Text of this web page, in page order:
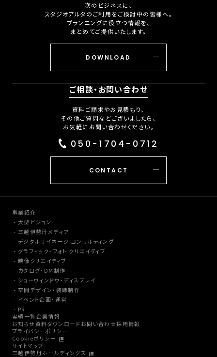
次のビジネスに、
スタジオアルタのご利用をご検討中の皆様へ。
プランニングに役立つ情報を、
まとめてご提供いたします。
DOWNLOAD
ご相談・お問い合わせ
資料ご請求やお見積もり、
その他ご質問などございましたら、
お気軽にお問い合わせください。
050-1704-0712
CONTACT
事業紹介
大型ビジョン
三越伊勢丹メディア
デジタルサイネージ コンサルティング
グラフィック・フォト クリエイティブ
映像クリエイティブ
カタログ・DM制作
ショーウィンドウ・ディスプレイ
空間デザイン・装飾制作
イベント企画・運営
PR
実績一覧企業情報
お知らせ 資料ダウンロードお問い合わせ採用情報
プライバシーポリシー
Cookieポリシー
サイトマップ
三越伊勢丹ホールディングス